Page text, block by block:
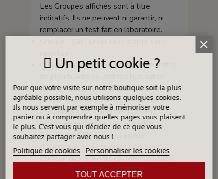
Les Groupes affichés sont à titre
indicatifs. Ils ne peuvent ni garantir, ni
remplacer un test fait en laboratoire.
Groupe II (GII) : Émail composé de frittes
dans la fabrication d’objets culinaires, les
pièces finies doivent être soumises à
une analyse de solubilité du plomb
effectuée en laboratoire accrédité.
Groupe III (GIII) : Émail craquelé,
déconseillé pour les pièces pouvant
contenir des aliments car l’effet craquelé
ne rend pas la pièce complètement
Un petit cookie ?
Pour que votre visite sur notre boutique soit la plus
agréable possible, nous utilisons quelques cookies.
Ils nous servent par exemple à mémoriser votre
panier ou à comprendre quelles pages vous plaisent
le plus. C'est vous qui décidez de ce que vous
souhaitez partager avec nous !
Politique de cookies Personnaliser les cookies
TOUT ACCEPTER